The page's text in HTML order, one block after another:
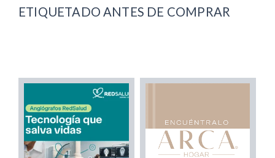
ETIQUETADO ANTES DE COMPRAR